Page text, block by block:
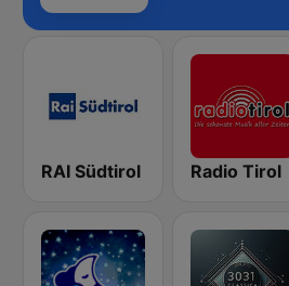
RAI Südtirol Radio Tirol